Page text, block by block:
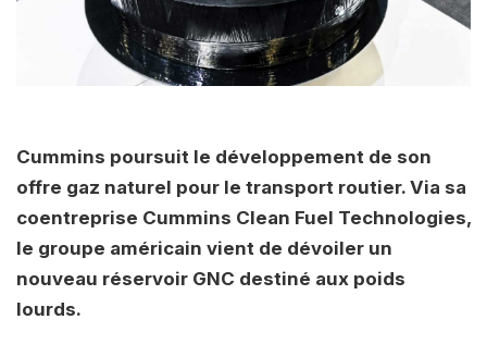
Cummins poursuit le développement de son
offre gaz naturel pour le transport routier. Via sa
coentreprise Cummins Clean Fuel Technologies,
le groupe américain vient de dévoiler un
nouveau réservoir GNC destiné aux poids
lourds.